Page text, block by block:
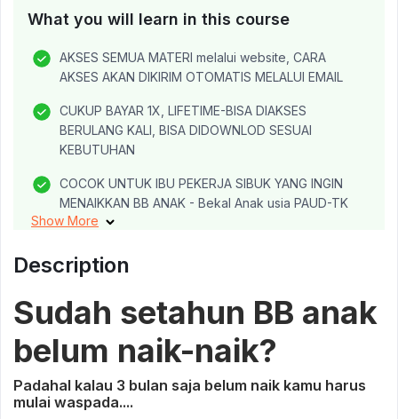
What you will learn in this course
AKSES SEMUA MATERI melalui website, CARA
AKSES AKAN DIKIRIM OTOMATIS MELALUI EMAIL
CUKUP BAYAR 1X, LIFETIME-BISA DIAKSES
BERULANG KALI, BISA DIDOWNLOD SESUAI
KEBUTUHAN
COCOK UNTUK IBU PEKERJA SIBUK YANG INGIN
MENAIKKAN BB ANAK - Bekal Anak usia PAUD-TK
dan SD
Semua resep SUDAH DIUPGRADE supaya TINGGI
KALORI, sudah disertakan HITUNGAN KALORI yang
KONSEP DASAR BEKAL ANAK BERGIZI dari Leli
Khairani, S.Kep.,Ners.,M.NS, FOUNDER Klinik MPASI
KONSEP BEKAL PRAKTIS dengan metode STOK
MASAKAN MATANG; disertai PENJELASAN DAN
Show More
Description
Sudah setahun BB anak
belum naik-naik?
Padahal kalau 3 bulan saja belum naik kamu harus
mulai waspada....